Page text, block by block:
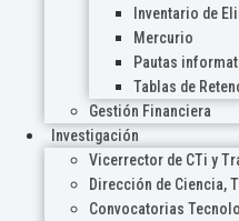
Inventario de
Mercurio
Pautas
Tablas de
Gestión Financiera
Investigación
Vicerrector de CTi y
Dirección de Ciencia,
Convocatorias